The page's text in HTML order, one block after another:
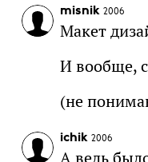
misnik 2006
Макет
И вообще,
(не
ichik 2006
А ведь